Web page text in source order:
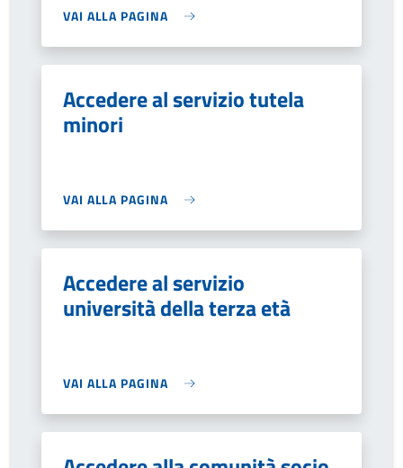
VAI ALLA PAGINA
Accedere al servizio tutela
minori
VAI ALLA PAGINA
Accedere al servizio
università della terza età
VAI ALLA PAGINA